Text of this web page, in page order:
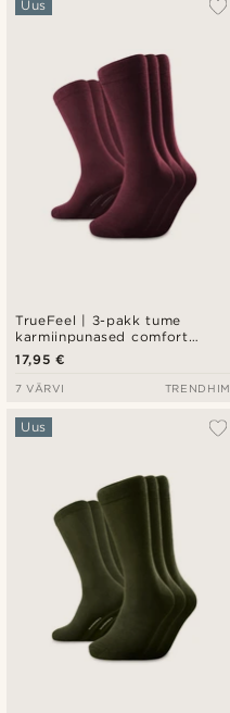
TrueFeel | 3-pakk tume
karmiinpunased comfort
bambusest crew-sokid
Uus
17,95 €
7 VÄRVI TRENDHIM
Uus